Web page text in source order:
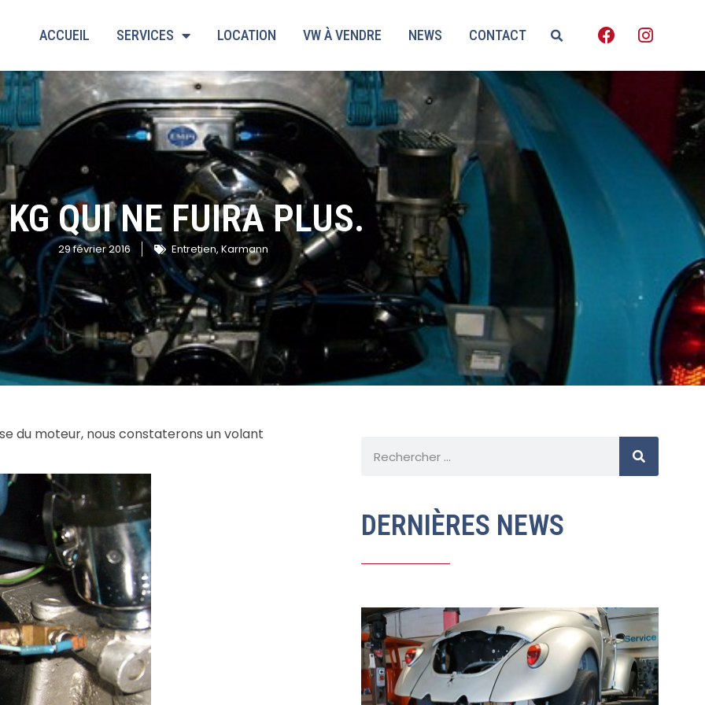
ACCUEIL SERVICES LOCATION VW À VENDRE NEWS CONTACT
QUI NE FUIRA PLUS.
29 février 2016 Entretien, Karmann
du moteur, nous constaterons un volant
DERNIÈRES NEWS